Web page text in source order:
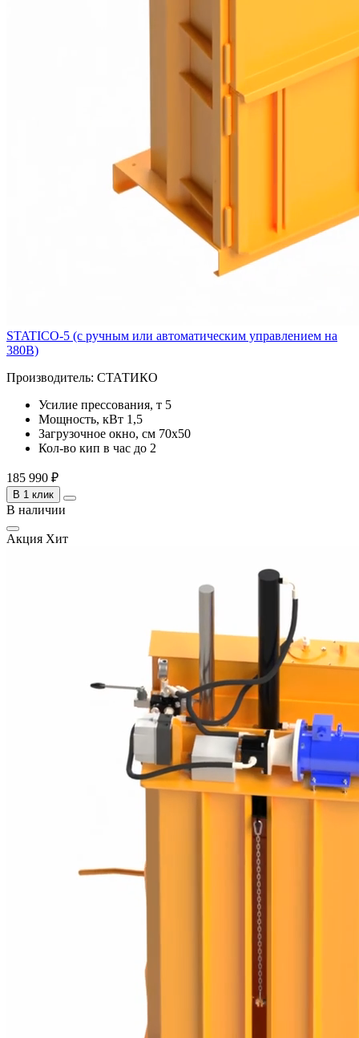
STATICO-5 (с ручным или автоматическим управлением на
380В)
Производитель: СТАТИКО
Усилие прессования, т 5
Мощность, кВт 1,5
Загрузочное окно, см 70x50
Кол-во кип в час до 2
185 990 ₽
В 1 клик
В наличии
Акция Хит